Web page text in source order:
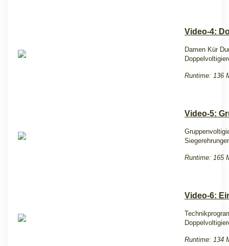
Video-4:
Damen Kür
Runtime: 136
Video-5:
Runtime: 165
Video-6:
Runtime: 134